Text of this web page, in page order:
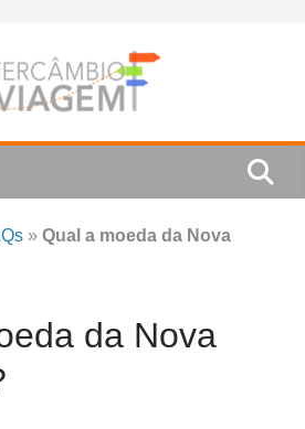
»Qual a moeda da Nova
da Nova